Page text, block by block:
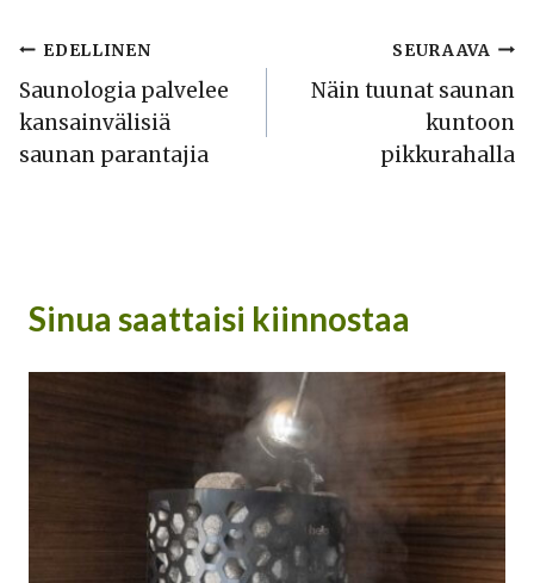
Artikkelien
selaus
EDELLINEN
Saunologia palvelee
kansainvälisiä
saunan parantajia
SEURAAVA
Näin tuunat saunan
kuntoon
pikkurahalla
Sinua saattaisi kiinnostaa